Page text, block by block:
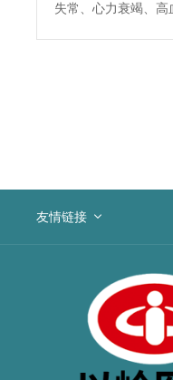
失常、心力衰竭、高
友情链接